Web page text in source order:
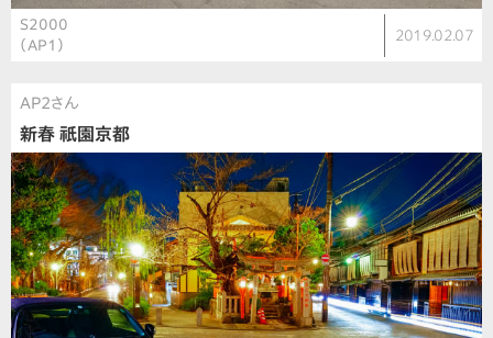
S2000
（AP1）
2019.02.07
AP2さん
新春 祇園京都